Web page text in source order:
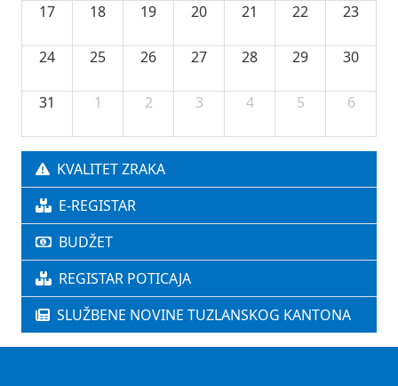
17 18 19 20 21 22 23
24 25 26 27 28 29 30
31 1 2 3 4 5 6
KVALITET ZRAKA
E-REGISTAR
BUDŽET
REGISTAR POTICAJA
SLUŽBENE NOVINE TUZLANSKOG KANTONA